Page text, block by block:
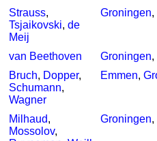
Strauss,
Tsjaikovski, de
Meij
Groningen,
van Beethoven Groningen,
Bruch, Dopper,
Schumann,
Wagner
Emmen,
Milhaud,
Mossolov,
Groningen,